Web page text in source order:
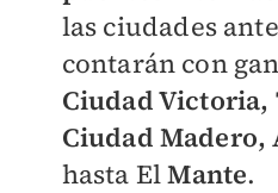
las ciudades
contarán con
Ciudad Victoria,
Ciudad
hasta ElMante.